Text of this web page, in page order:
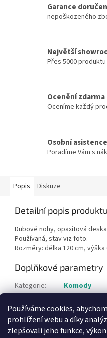
Používáme cookies,
prohlížení webu a díky
zlepšovali jeho funkce,
Garance
nepoškozeného
Největší
Přes 5000
Ocenění zdarma
Oceníme každý
Osobní asistence
Poradíme Vám s
Popis Diskuze
Detailní popis produktu
Dubové nohy, opaxitová
Používaná, stav viz foto.
Rozměry: délka 120 cm, výška
Doplňkové parametry
Kategorie:
Komody
Položka byla vyprodána…